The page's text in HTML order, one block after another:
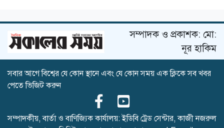
স্বাস্থ্যমন্ত্রীর নেতৃত্বে স্বাস্থ্য খাতে
নতুন গতি
প্রতিমন্ত্রী
সম্পাদক ও প্রকাশক: মো:
নূর হাকিম
সবার আগে বিশ্বের যে কোন স্থানে এবং যে কোন সময় এক ক্লিকে সব খবর
পেতে ভিজিট করুন
সম্পাদকীয়, বার্তা ও বাণিজ্যিক কার্যালয়: ইডিবি ট্রেড সেন্টার, কাজী নজরুল